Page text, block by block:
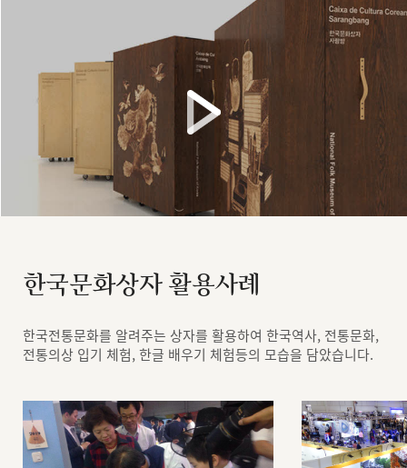
한국문화상자 활용사례
한국전통문화를 알려주는 상자를 활용하여 한국역사, 전통문화,
전통의상 입기 체험, 한글 배우기 체험등의 모습을 담았습니다.